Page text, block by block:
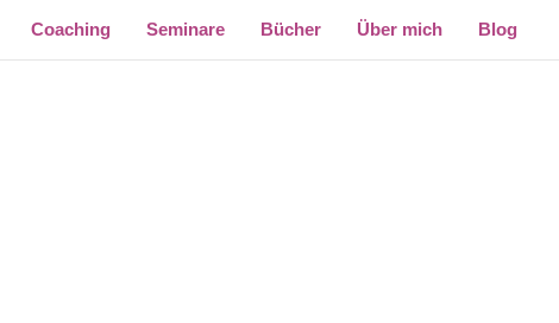
Coaching Seminare Bücher Über mich Blog